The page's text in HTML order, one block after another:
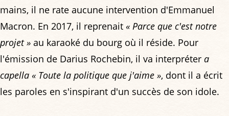
mains, il ne rate aucune intervention d'Emmanuel
Macron. En 2017, il reprenait « Parce que c'est notre
projet » au karaoké du bourg où il réside. Pour
l'émission de Darius Rochebin, il va interpréter a
capella « Toute la politique que j'aime », dont il a écrit
les paroles en s'inspirant d'un succès de son idole.